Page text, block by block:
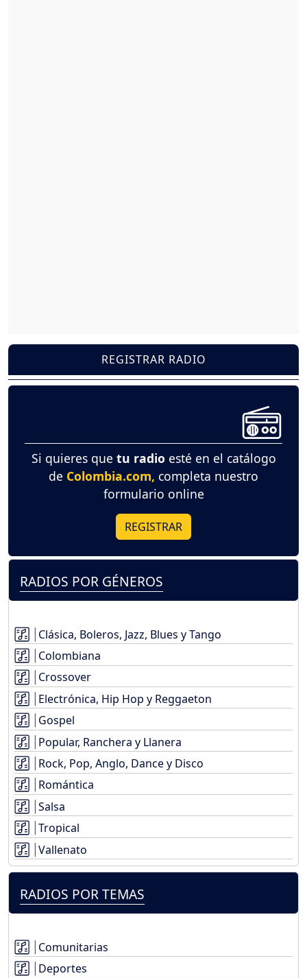
REGISTRAR RADIO
Si quieres que tu radio esté en el catálogo
de Colombia.com, completa nuestro
formulario online
REGISTRAR
RADIOS POR GÉNEROS
Clásica, Boleros, Jazz, Blues y Tango
Colombiana
Crossover
Electrónica, Hip Hop y Reggaeton
Gospel
Popular, Ranchera y Llanera
Rock, Pop, Anglo, Dance y Disco
Romántica
Salsa
Tropical
Vallenato
RADIOS POR TEMAS
Comunitarias
Deportes